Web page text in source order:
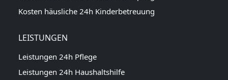
Kosten häusliche 24h Kinderbetreuung
LEISTUNGEN
Leistungen 24h Pflege
Leistungen 24h Haushaltshilfe